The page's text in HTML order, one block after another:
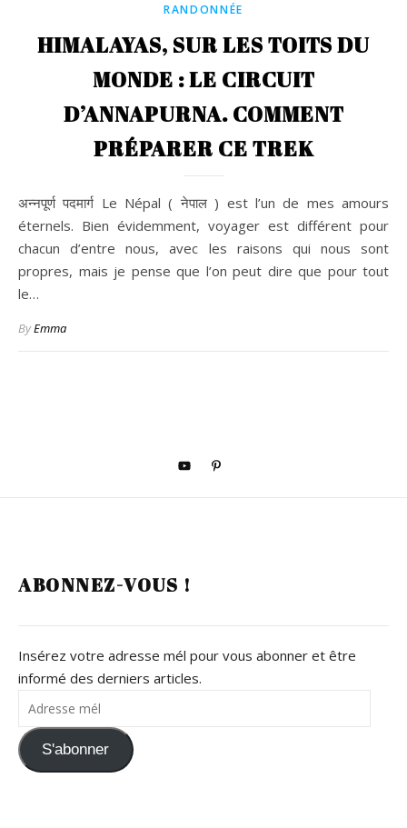
RANDONNÉE
HIMALAYAS, SUR LES TOITS DU
MONDE : LE CIRCUIT
D’ANNAPURNA. COMMENT
PRÉPARER CE TREK
अन्नपूर्ण पदमार्ग Le Népal ( नेपाल ) est l’un de mes amours
éternels. Bien évidemment, voyager est différent pour
chacun d’entre nous, avec les raisons qui nous sont
propres, mais je pense que l’on peut dire que pour tout
le…
ByEmma
ABONNEZ-VOUS !
Insérez votre adresse mél pour vous abonner et être
informé des derniers articles.
Adresse mél
S'abonner